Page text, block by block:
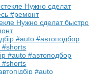
Нужно сделат быстро
#auto #автоподбор
#shorts